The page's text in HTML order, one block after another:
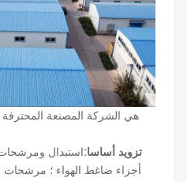
تزويد أساسا:استبدال
أجزاء ضاغط الهواء ؛